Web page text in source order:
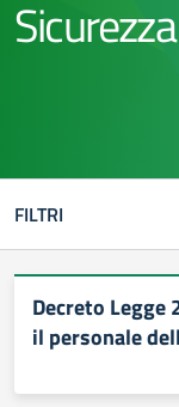
Sicurezza
FILTRI
Decreto Legge
il personale